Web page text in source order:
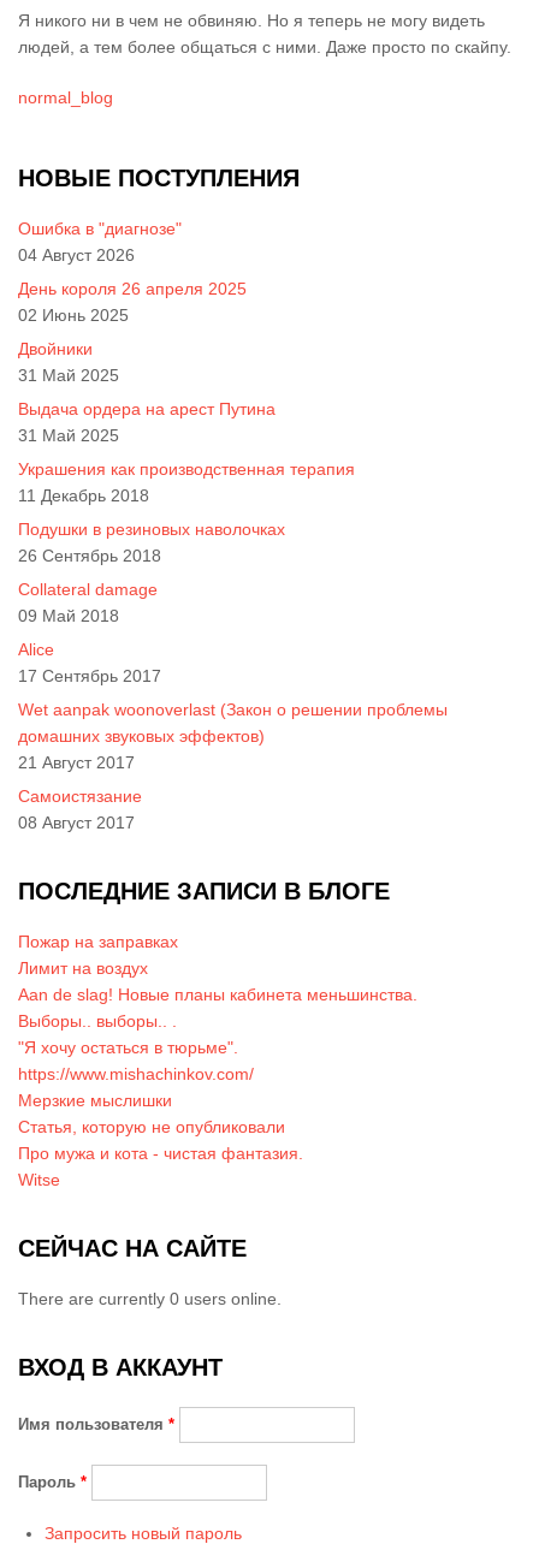
Я никого ни в чем не обвиняю. Но я теперь не могу видеть
людей, а тем более общаться с ними. Даже просто по скайпу.
normal_blog
НОВЫЕ ПОСТУПЛЕНИЯ
Ошибка в "диагнозе"
04 Август 2026
День короля 26 апреля 2025
02 Июнь 2025
Двойники
31 Май 2025
Выдача ордера на арест Путина
31 Май 2025
Украшения как производственная терапия
11 Декабрь 2018
Подушки в резиновых наволочках
26 Сентябрь 2018
Collateral damage
09 Май 2018
Alice
17 Сентябрь 2017
Wet aanpak woonoverlast (Закон о решении проблемы
домашних звуковых эффектов)
21 Август 2017
Самоистязание
08 Август 2017
ПОСЛЕДНИЕ ЗАПИСИ В БЛОГЕ
Пожар на заправках
Лимит на воздух
Aan de slag! Новые планы кабинета меньшинства.
Выборы.. выборы.. .
"Я хочу остаться в тюрьме".
https://www.mishachinkov.com/
Мерзкие мыслишки
Статья, которую не опубликовали
Про мужа и кота - чистая фантазия.
Witse
СЕЙЧАС НА САЙТЕ
There are currently 0 users online.
ВХОД В АККАУНТ
Имя пользователя *
Пароль *
Запросить новый пароль